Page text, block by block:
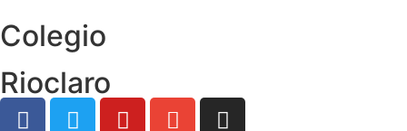
Colegio
Rioclaro